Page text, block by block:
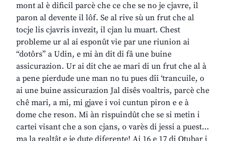
mont al è dificil parcè che ce che se no je cjavre, il
paron al devente il lôf. Se al rive sù un frut che al
tocje lis cjavris invezit, il cjan lu muart. Chest
probleme ur al ai esponût vie par une riunion ai
“dotôrs” a Udin, e mi àn dit di fâ une buine
assicurazion. Ur ai dit che ae mari di un frut che al à
a pene pierdude une man no tu pues dîi ‘trancuile, o
ai une buine assicurazion Jal disês voaltris, parcè che
chê mari, a mi, mi gjave i voi cuntun piron e e à
dome che reson. Mi àn rispuindût che se si metin i
cartei visant che a son cjans, o varès di jessi a puest…